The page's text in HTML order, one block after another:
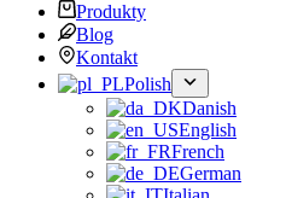
Produkty
Blog
Kontakt
Polish
Danish
English
French
German